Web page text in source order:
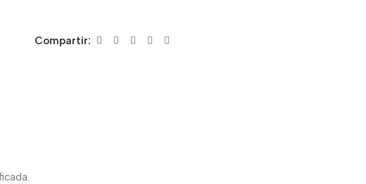
Compartir: